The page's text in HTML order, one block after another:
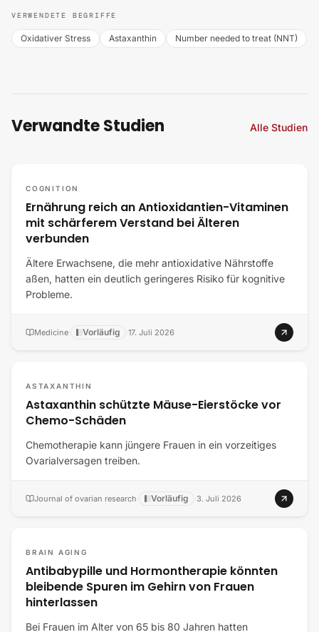
VERWENDETE BEGRIFFE
Oxidativer Stress Astaxanthin Number needed to treat (NNT)
Verwandte Studien Alle Studien
COGNITION
Ernährung reich an Antioxidantien-Vitaminen
mit schärferem Verstand bei Älteren
verbunden
Ältere Erwachsene, die mehr antioxidative Nährstoffe
aßen, hatten ein deutlich geringeres Risiko für kognitive
Probleme.
Medicine· Vorläufig ·17. Juli 2026
ASTAXANTHIN
Astaxanthin schützte Mäuse-Eierstöcke vor
Chemo-Schäden
Chemotherapie kann jüngere Frauen in ein vorzeitiges
Ovarialversagen treiben.
Journal of ovarian research· Vorläufig ·3. Juli 2026
BRAIN AGING
Antibabypille und Hormontherapie könnten
bleibende Spuren im Gehirn von Frauen
hinterlassen
Bei Frauen im Alter von 65 bis 80 Jahren hatten